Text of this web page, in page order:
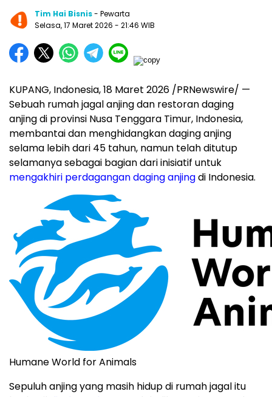
Tim Hai Bisnis- Pewarta
Selasa, 17 Maret 2026 - 21:46 WIB
KUPANG, Indonesia,18 Maret 2026 /PRNewswire/ —
Sebuah rumah jagal anjing dan restoran daging
anjing di provinsi Nusa Tenggara Timur, Indonesia,
membantai dan menghidangkan daging anjing
selama lebih dari 45 tahun, namun telah ditutup
selamanya sebagai bagian dari inisiatif untuk
mengakhiri perdagangan daging anjingdi Indonesia.
Humane World for Animals
Sepuluh anjing yang masih hidup di rumah jagal itu